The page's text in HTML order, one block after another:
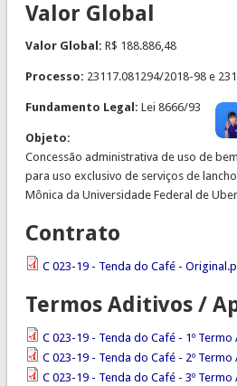
Valor Global
Valor Global: R$ 188.886,48
Processo: 23117.081294/2018-98 e
Fundamento Legal: Lei 8666/93
Objeto:
Concessão administrativa de uso de
para uso exclusivo de serviços de
Mônica da Universidade Federal de
Contrato
C 023-19 - Tenda do Café -
Termos Aditivos /
C 023-19 - Tenda do Café - 1º
C 023-19 - Tenda do Café - 2º
C 023-19 - Tenda do Café - 3º